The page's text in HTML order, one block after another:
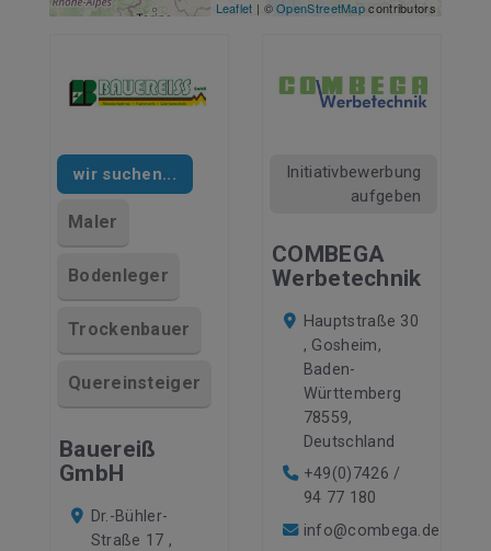
wir suchen...
Maler
Bodenleger
Trockenbauer
Quereinsteiger
Bauereiß
GmbH
Dr.-Bühler-
Straße 17 ,
Initiativbewerbung
aufgeben
COMBEGA
Werbetechnik
Hauptstraße 30
, Gosheim,
Baden-
Württemberg
78559,
Deutschland
+49(0)7426 /
94 77 180
info@combega.de
Leaflet | ©OpenStreetMapcontributors